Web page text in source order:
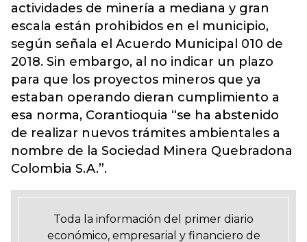
actividades de minería a mediana y gran
escala están prohibidos en el municipio,
según señala el Acuerdo Municipal 010 de
2018. Sin embargo, al no indicar un plazo
para que los proyectos mineros que ya
estaban operando dieran cumplimiento a
esa norma, Corantioquia “se ha abstenido
de realizar nuevos trámites ambientales a
nombre de la Sociedad Minera Quebradona
Colombia S.A.”.
Toda la información del primer diario
económico, empresarial y financiero de